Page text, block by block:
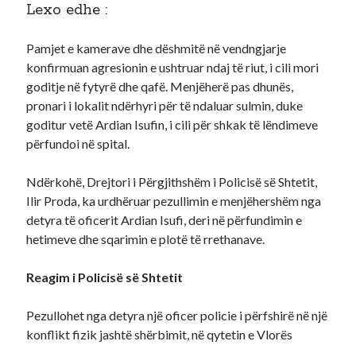
Lexo edhe :
Pamjet e kamerave dhe dëshmitë në vendngjarje
konfirmuan agresionin e ushtruar ndaj të riut, i cili mori
goditje në fytyrë dhe qafë. Menjëherë pas dhunës,
pronari i lokalit ndërhyri për të ndaluar sulmin, duke
goditur vetë Ardian Isufin, i cili për shkak të lëndimeve
përfundoi në spital.
Ndërkohë, Drejtori i Përgjithshëm i Policisë së Shtetit,
Ilir Proda, ka urdhëruar pezullimin e menjëhershëm nga
detyra të oficerit Ardian Isufi, deri në përfundimin e
hetimeve dhe sqarimin e plotë të rrethanave.
Reagim i Policisë së Shtetit
Pezullohet nga detyra një oficer policie i përfshirë në një
konflikt fizik jashtë shërbimit, në qytetin e Vlorës